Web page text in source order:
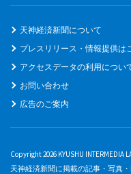
天神経済新聞について
プレスリリース・情報提供は
アクセスデータの利用につい
お問い合わせ
広告のご案内
Copyright 2026 KYUSHU INTERMEDIA
天神経済新聞に掲載の記事・写真